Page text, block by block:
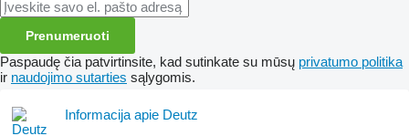
Prenumeruoti
Paspaudę čia patvirtinsite, kad sutinkate su mūsų privatumo politika
ir naudojimo sutarties sąlygomis.
Informacija apie Deutz